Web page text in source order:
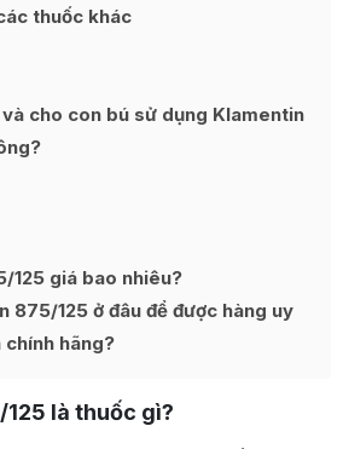
thuốc khác
cho con bú sử dụng Klamentin
125 giá bao nhiêu?
875/125 ở đâu để được hàng uy
hãng?
là thuốc gì?